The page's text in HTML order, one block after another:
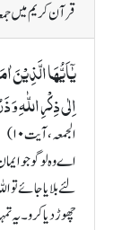
قرآن کریم میں
یٰۤاَیُّہَا الَّذِیۡنَ
اِلٰی ذِکۡرِ اللّٰہِ
الجمعہ، آیت ۱۰)
اے وہ لوگو جو
لئے بلایا جائے
چھوڑ دیا کرو۔ یہ